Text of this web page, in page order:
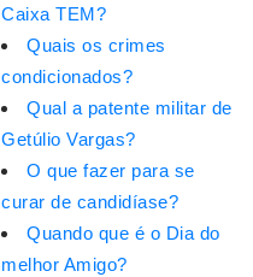
Caixa TEM?
Quais os crimes
condicionados?
Qual a patente militar de
Getúlio Vargas?
O que fazer para se
curar de candidíase?
Quando que é o Dia do
melhor Amigo?